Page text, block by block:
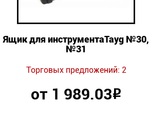
Ящик для инструментаTayg №30,
№31
Торговых предложений: 2
от 1 989.03Р